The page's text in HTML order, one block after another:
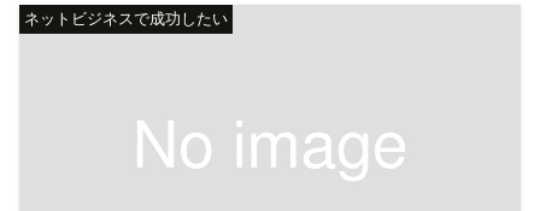
ネットビジネスで成功したい